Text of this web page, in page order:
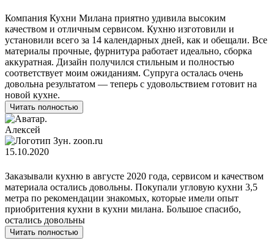
Компания Кухни Милана приятно удивила высоким
качеством и отличным сервисом. Кухню изготовили и
установили всего за 14 календарных дней, как и обещали. Все
материалы прочные, фурнитура работает идеально, сборка
аккуратная. Дизайн получился стильным и полностью
соответствует моим ожиданиям. Супруга осталась очень
довольна результатом — теперь с удовольствием готовит на
новой кухне.
Читать полностью
Алексей
zoon.ru
15.10.2020
Заказывали кухню в августе 2020 года, сервисом и качеством
материала остались довольны. Покупали угловую кухни 3,5
метра по рекомендации знакомых, которые имели опыт
приобритения кухни в кухни милана. Большое спасибо,
остались довольны
Читать полностью